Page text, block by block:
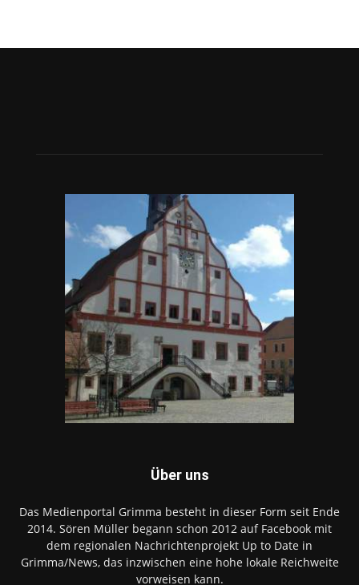
Über uns
Das Medienportal Grimma besteht in dieser Form seit Ende
2014. Sören Müller begann schon 2012 auf Facebook mit
dem regionalen Nachrichtenprojekt Up to Date in
Grimma/News, das inzwischen eine hohe lokale Reichweite
vorweisen kann.